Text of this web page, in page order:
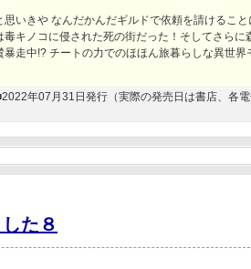
いきや なんだかんだギルドで依頼を請けること
キノコに侵された死の街だった！そしてさらに
走中!? チートの力でのほほん旅暮らしな異世界
年07月31日発行（実際の発売日は書店、各
た８